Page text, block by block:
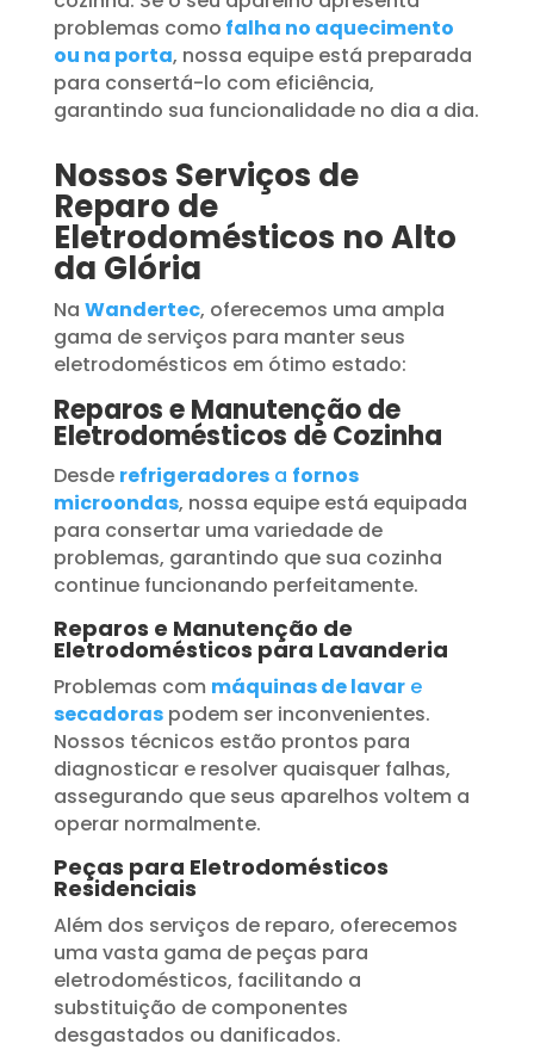
problemas como falha no aquecimento
ou na porta, nossa equipe está preparada
para consertá-lo com eficiência,
garantindo sua funcionalidade no dia a dia.
Nossos Serviços de
Reparo de
Eletrodomésticos no Alto
da Glória
Na Wandertec, oferecemos uma ampla
gama de serviços para manter seus
eletrodomésticos em ótimo estado:
Reparos e Manutenção de
Eletrodomésticos de Cozinha
Desde refrigeradoresa fornos
microondas, nossa equipe está equipada
para consertar uma variedade de
problemas, garantindo que sua cozinha
continue funcionando perfeitamente.
Reparos e Manutenção de
Eletrodomésticos para Lavanderia
Problemas com máquinas de lavare
secadoraspodem ser inconvenientes.
Nossos técnicos estão prontos para
diagnosticar e resolver quaisquer falhas,
assegurando que seus aparelhos voltem a
operar normalmente.
Peças para Eletrodomésticos
Residenciais
Além dos serviços de reparo, oferecemos
uma vasta gama de peças para
eletrodomésticos, facilitando a
substituição de componentes
desgastados ou danificados.